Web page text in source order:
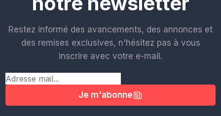
Restez informé des avancements, des annonces et
des remises exclusives, n'hésitez pas à vous
inscrire avec votre e-mail.
Je m'abonne